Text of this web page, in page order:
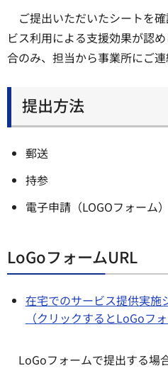
ご提出いただいたシートを
ビス利用による支援効果が認
合のみ、担当から事業所にご連
提出方法
郵送
持参
電子申請（LOGOフォーム）
LoGoフォームURL
在宅でのサービス提供実施
（クリックするとLoGoフ
LoGoフォームで提出する場